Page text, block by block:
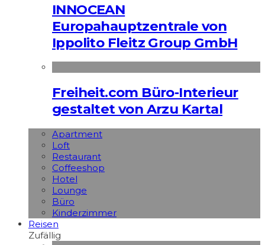
INNOCEAN
Europahauptzentrale von
Ippolito Fleitz Group GmbH
Freiheit.com Büro-Interieur
gestaltet von Arzu Kartal
Apart­ment
Loft
Restaurant
Coffeeshop
Hotel
Lounge
Büro
Kinderzimmer
Reisen
Zufällig